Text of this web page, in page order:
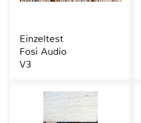
Einzeltest
Fosi Audio
V3